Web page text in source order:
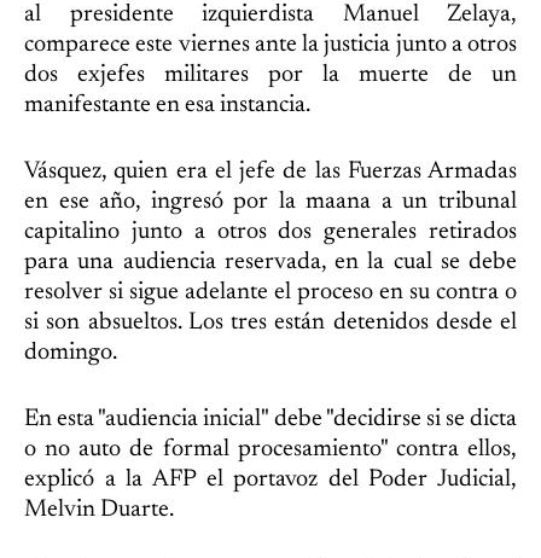
al presidente izquierdista Manuel Zelaya,
comparece este viernes ante la justicia junto a otros
dos exjefes militares por la muerte de un
manifestante en esa instancia.
Vásquez, quien era el jefe de las Fuerzas Armadas
en ese año, ingresó por la maana a un tribunal
capitalino junto a otros dos generales retirados
para una audiencia reservada, en la cual se debe
resolver si sigue adelante el proceso en su contra o
si son absueltos. Los tres están detenidos desde el
domingo.
En esta "audiencia inicial" debe "decidirse si se dicta
o no auto de formal procesamiento" contra ellos,
explicó a la AFP el portavoz del Poder Judicial,
Melvin Duarte.